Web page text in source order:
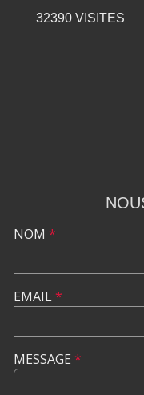
32390VISITES
NOM *
EMAIL*
MESSAGE *